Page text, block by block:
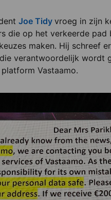
Joe Tidyvroeg in zijn
die op het verkeerde
maken. Hij schreef
verantwoordelijk wordt
Vastaamo.